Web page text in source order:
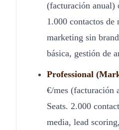
(facturación anual)
1.000 contactos
marketing sin
básica, gestión de
Professional
€/mes (facturación
Seats. 2.000
media, lead